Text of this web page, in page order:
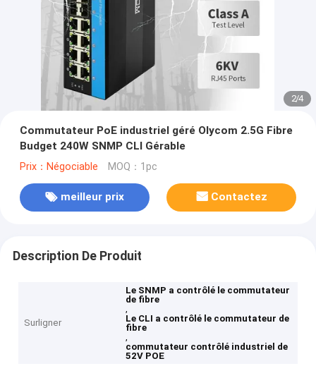
2/4
Commutateur PoE industriel géré Olycom 2.5G Fibre
Budget 240W SNMP CLI Gérable
Prix：Négociable MOQ：1pc
meilleur prix Contactez
Description De Produit
Surligner
Le SNMP a contrôlé le commutateur
de fibre
,
Le CLI a contrôlé le commutateur de
fibre
,
commutateur contrôlé industriel de
52V POE